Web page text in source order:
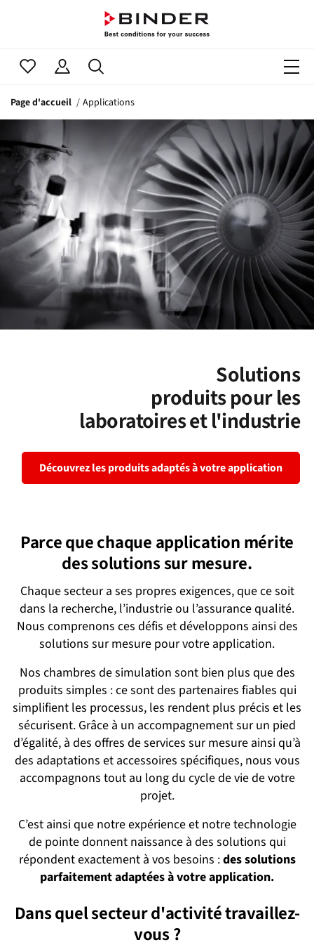
Page d'accueil Applications
Solutions
produits pour les
laboratoires et l'industrie
Découvrez les produits adaptés à votre application
Parce que chaque application mérite
des solutions sur mesure.
Chaque secteur a ses propres exigences, que ce soit
dans la recherche, l’industrie ou l’assurance qualité.
Nous comprenons ces défis et développons ainsi des
solutions sur mesure pour votre application.
Nos chambres de simulation sont bien plus que des
produits simples : ce sont des partenaires fiables qui
simplifient les processus, les rendent plus précis et les
sécurisent. Grâce à un accompagnement sur un pied
d’égalité, à des offres de services sur mesure ainsi qu’à
des adaptations et accessoires spécifiques, nous vous
accompagnons tout au long du cycle de vie de votre
projet.
C’est ainsi que notre expérience et notre technologie
de pointe donnent naissance à des solutions qui
répondent exactement à vos besoins :des solutions
parfaitement adaptées à votre application.
Dans quel secteur d'activité travaillez-
vous ?